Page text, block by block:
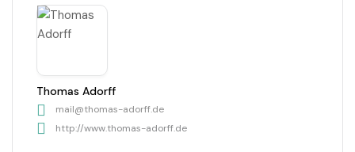
Thomas Adorff
mail@thomas-adorff.de
http://www.thomas-adorff.de